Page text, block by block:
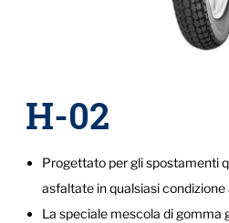
H-02
Progettato per gli spostamenti
asfaltate in qualsiasi
La speciale mescola di gomma